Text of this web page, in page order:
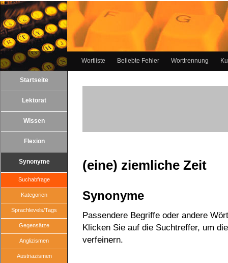
Wortliste Beliebte Fehler Worttrennung
Startseite
Lektorat
Wissen
Flexion
Synonyme
Suchabfrage
Kategorien
Sprachlevels/Tags
Gegensätze
Anglizismen
Austriazismen
(eine) ziemliche Zeit
Synonyme
Passendere Begriffe oder andere
Klicken Sie auf die Suchtreffer, um
verfeinern.